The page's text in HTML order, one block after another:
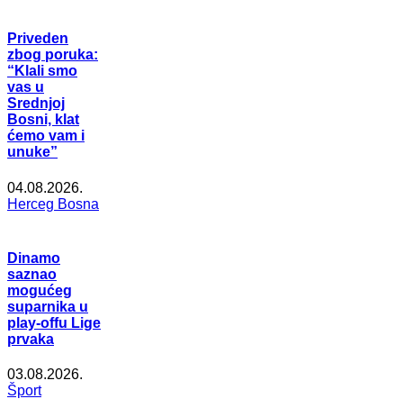
Priveden
zbog poruka:
“Klali smo
vas u
Srednjoj
Bosni, klat
ćemo vam i
unuke”
04.08.2026.
Herceg Bosna
Dinamo
saznao
mogućeg
suparnika u
play-offu Lige
prvaka
03.08.2026.
Šport